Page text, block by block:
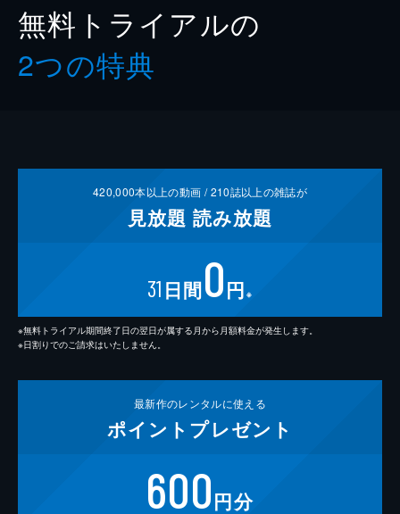
無料トライアルの
2つの特典
420,000本以上の動画 /210誌以上の雑誌が
見放題 読み放題
31 日間0円 ※
※無料トライアル期間終了日の翌日が属する月から月額料金が発生します。
※日割りでのご請求はいたしません。
最新作のレンタルに使える
ポイント プレゼント
600円分